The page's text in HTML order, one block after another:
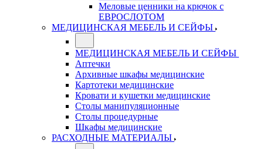
Меловые ценники на крючок с
ЕВРОСЛОТОМ
МЕДИЦИНСКАЯ МЕБЕЛЬ И СЕЙФЫ
МЕДИЦИНСКАЯ МЕБЕЛЬ И СЕЙФЫ
Аптечки
Архивные шкафы медицинские
Картотеки медицинские
Кровати и кушетки медицинские
Столы манипуляционные
Столы процедурные
Шкафы медицинские
РАСХОДНЫЕ МАТЕРИАЛЫ